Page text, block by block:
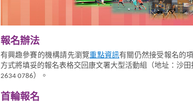
報名辦法
有興趣參賽的機構請先瀏覽重點資訊有關仍然接受報名的
方式將填妥的報名表格交回康文署大型活動組（地址：沙
2634 0786）。
首輪報名